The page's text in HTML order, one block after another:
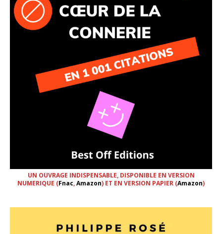
UN OUVRAGE INDISPENSABLE, DISPONIBLE EN VERSION
NUMERIQUE (Fnac,Amazon) ET EN VERSION PAPIER (Amazon)